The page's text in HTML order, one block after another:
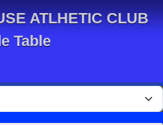
ATLHETIC CLUB
Table